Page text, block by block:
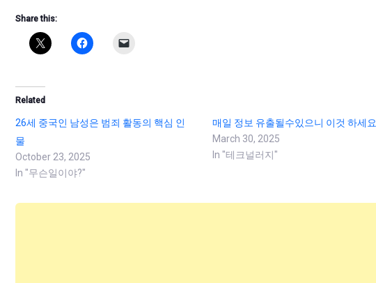
Share this:
Related
26세 중국인 남성은 범죄 활동의 핵심 인
물
October 23, 2025
In "무슨일이야?"
매일 정보 유출될수있으니 이것 하세요
March 30, 2025
In "테크널러지"